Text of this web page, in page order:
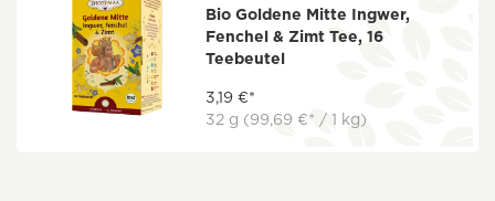
Bio Goldene Mitte Ingwer,
Fenchel & Zimt Tee, 16
Teebeutel
3,19 €*
32 g (99,69 €* / 1 kg)